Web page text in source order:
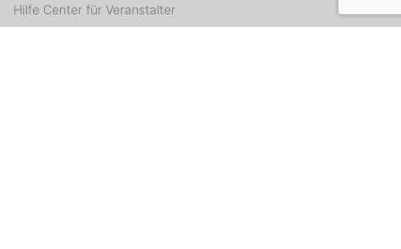
Hilfe Center für Veranstalter